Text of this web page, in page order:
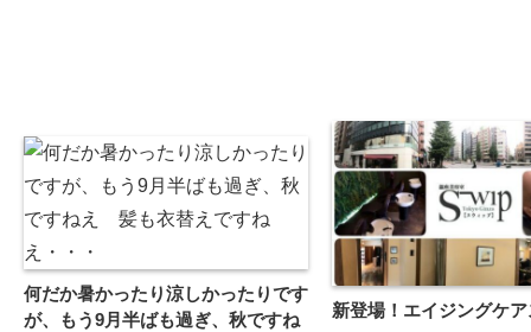
何だか暑かったり涼しかったりです
が、もう9月半ばも過ぎ、秋ですね
新登場！エイジングケ